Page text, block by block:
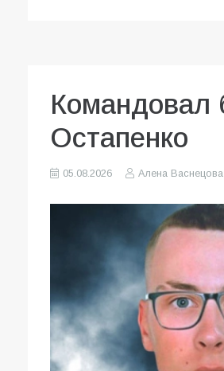
Командовал
Остапенко
05.08.2026 Алена Васнецова